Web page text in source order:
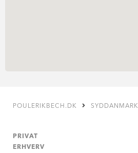
POULERIKBECH.DK SYDDANMARK
PRIVAT
ERHVERV